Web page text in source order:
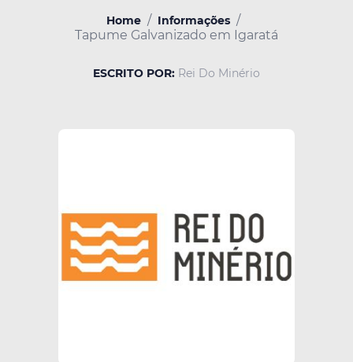
Home / Informações /
Tapume Galvanizado em Igaratá
ESCRITO POR: Rei Do Minério